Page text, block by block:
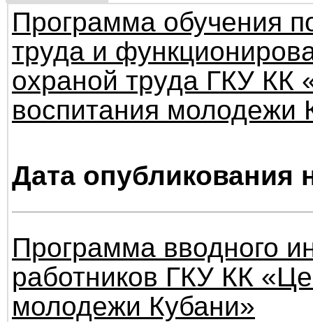
Программа обучения
труда и
охраной труда ГКУ КК
воспитания молодежи
Дата опубликования
Программа вводного
работников ГКУ КК
молодежи Кубани»